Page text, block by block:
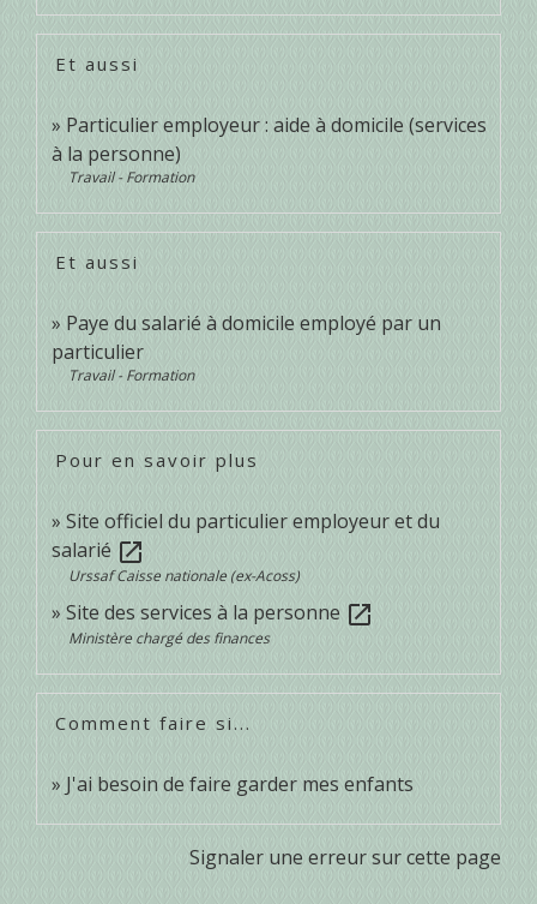
Et aussi
Particulier employeur : aide à domicile (services
à la personne)
Travail - Formation
Et aussi
Paye du salarié à domicile employé par un
particulier
Travail - Formation
Pour en savoir plus
Site officiel du particulier employeur et du
salarié open_in_new
Urssaf Caisse nationale (ex-Acoss)
Site des services à la personne open_in_new
Ministère chargé des finances
Comment faire si...
J'ai besoin de faire garder mes enfants
Signaler une erreur sur cette page